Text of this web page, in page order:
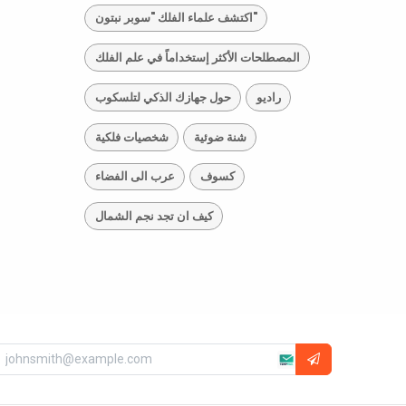
اكتشف علماء الفلك "سوبر نبتون"
المصطلحات الأكثر إستخداماً في علم الفلك
حول جهازك الذكي لتلسكوب راديو
شخصيات فلكية شنة ضوئية
عرب الى الفضاء كسوف
كيف ان تجد نجم الشمال